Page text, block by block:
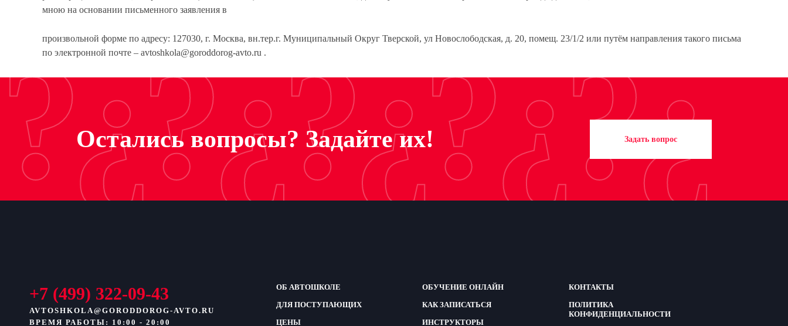
мною на основании письменного заявления в
произвольной форме по адресу: 127030, г. Москва, вн.тер.г. Муниципальный Округ Тверской, ул Новослободская, д. 20, помещ. 23/1/2 или путём направления такого письма
по электронной почте – avtoshkola@goroddorog-avto.ru .
?¿?¿?¿?¿?¿
Остались вопросы? Задайте их! Задать вопрос
+7 (499) 322-09-43
AVTOSHKOLA@GORODDOROG-AVTO.RU
ВРЕМЯ РАБОТЫ: 10:00 - 20:00
ОБ АВТОШКОЛЕ
ДЛЯ ПОСТУПАЮЩИХ
ЦЕНЫ
ОБУЧЕНИЕ ОНЛАЙН
КАК ЗАПИСАТЬСЯ
ИНСТРУКТОРЫ
КОНТАКТЫ
ПОЛИТИКА
КОНФИДЕНЦИАЛЬНОСТИ